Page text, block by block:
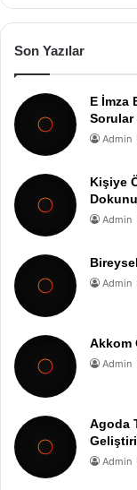
Son Yazılar
E İmza
Sorular
Admin
Kişiye
Admin
Admin
Akkom
Admin
Agoda
Admin